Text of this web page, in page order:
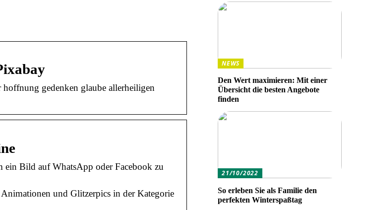
gedenken glaube allerheiligen
ein Bild auf WhatsApp oder Facebook zu
und Glitzerpics in der Kategorie
NEWS
Den Wert maximieren: Mit einer
Übersicht die besten Angebote
finden
21/10/2022
So erleben Sie als Familie den
perfekten Winterspaßtag